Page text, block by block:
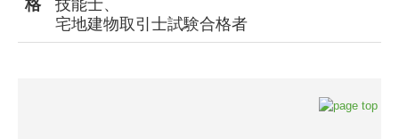
格
技能士、
宅地建物取引士試験合格者